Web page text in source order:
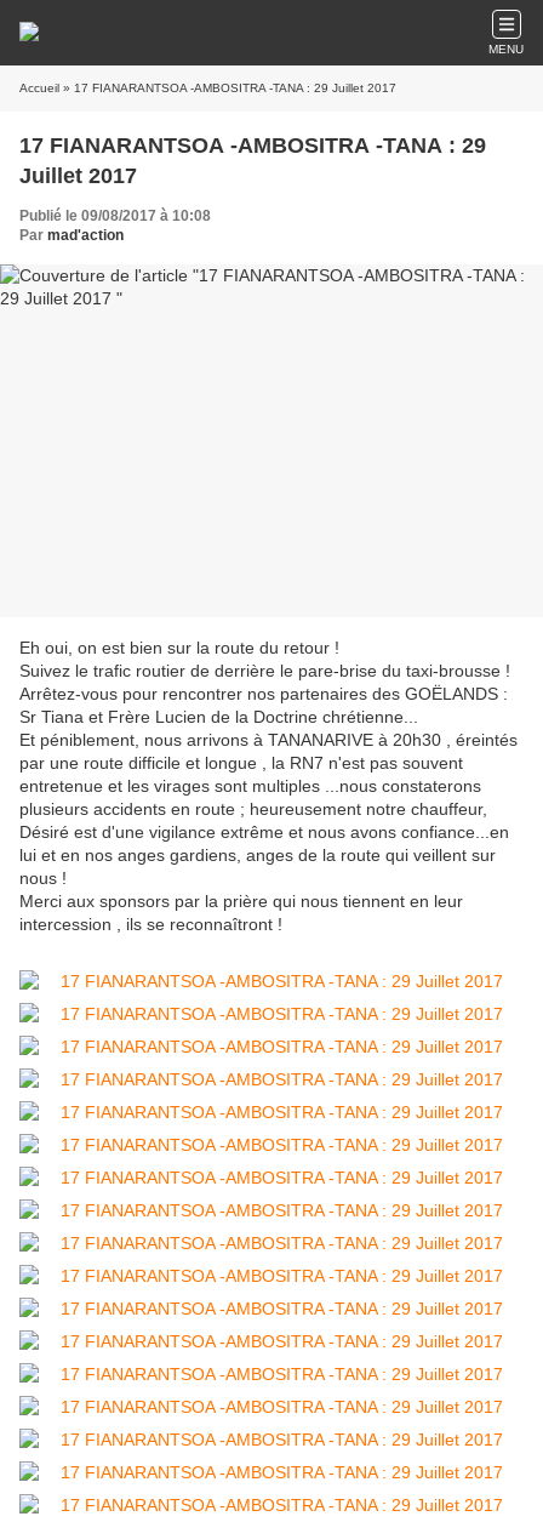
MENU
Accueil » 17 FIANARANTSOA -AMBOSITRA -TANA : 29 Juillet 2017
17 FIANARANTSOA -AMBOSITRA -TANA : 29
Juillet 2017
Publié le 09/08/2017 à 10:08
Par mad'action
Eh oui, on est bien sur la route du retour !
Suivez le trafic routier de derrière le pare-brise du taxi-brousse !
Arrêtez-vous pour rencontrer nos partenaires des GOËLANDS :
Sr Tiana et Frère Lucien de la Doctrine chrétienne...
Et péniblement, nous arrivons à TANANARIVE à 20h30 , éreintés
par une route difficile et longue , la RN7 n'est pas souvent
entretenue et les virages sont multiples ...nous constaterons
plusieurs accidents en route ; heureusement notre chauffeur,
Désiré est d'une vigilance extrême et nous avons confiance...en
lui et en nos anges gardiens, anges de la route qui veillent sur
nous !
Merci aux sponsors par la prière qui nous tiennent en leur
intercession , ils se reconnaîtront !